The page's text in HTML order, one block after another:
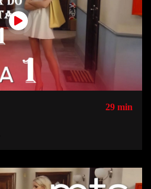
29 min